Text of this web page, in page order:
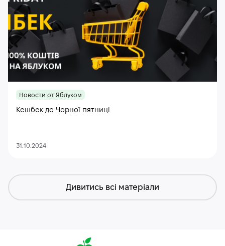
Новости от Яблуком
Кешбек до Чорної пятниці
31.10.2024
Дивитись всі матеріали